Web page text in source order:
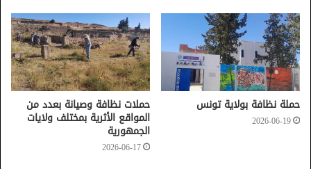
حملة نظافة بولاية تونس
2026-06-19
حملات نظافة وصيانة بعدد من
المواقع الأثرية بمختلف ولايات
الجمهورية
2026-06-17